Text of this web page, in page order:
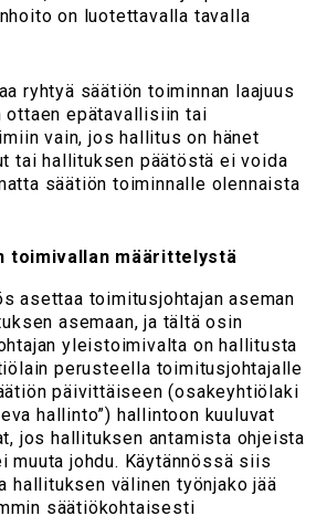
on luotettavalla tavalla
ryhtyä säätiön toiminnan laajuus
ottaen epätavallisiin tai
vain, jos hallitus on hänet
tai hallituksen päätöstä ei voida
säätiön toiminnalle olennaista
toimivallan määrittelystä
asettaa toimitusjohtajan aseman
asemaan, ja tältä osin
yleistoimivalta on hallitusta
perusteella toimitusjohtajalle
päivittäiseen (osakeyhtiölaki
hallinto”) hallintoon kuuluvat
jos hallituksen antamista ohjeista
muuta johdu. Käytännössä siis
hallituksen välinen työnjako jää
säätiökohtaisesti